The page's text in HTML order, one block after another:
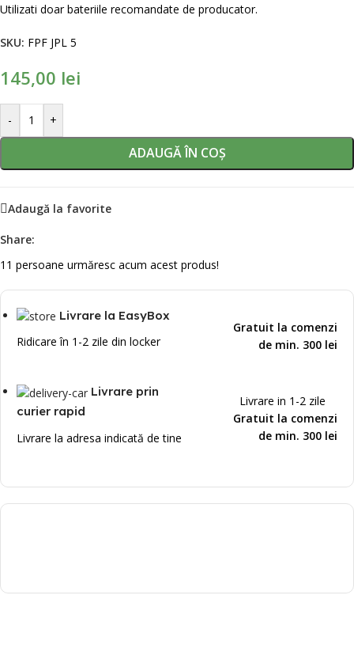
Utilizati doar bateriile recomandate de producator.
SKU: FPF JPL 5
145,00 lei
- +
ADAUGĂ ÎN COȘ
Adaugă la favorite
Share:
11 persoane urmăresc acum acest produs!
Livrare la EasyBox
Ridicare în 1-2 zile din locker
Gratuit la comenzi
de min. 300 lei
Livrare prin
curier rapid
Livrare la adresa indicată de tine
Livrare in 1-2 zile
Gratuit la comenzi
de min. 300 lei